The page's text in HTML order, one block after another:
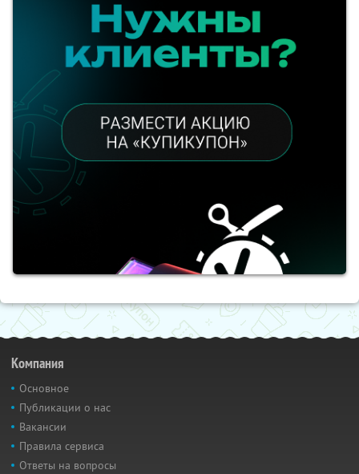
Компания
Основное
Публикации о нас
Вакансии
Правила сервиса
Ответы на вопросы